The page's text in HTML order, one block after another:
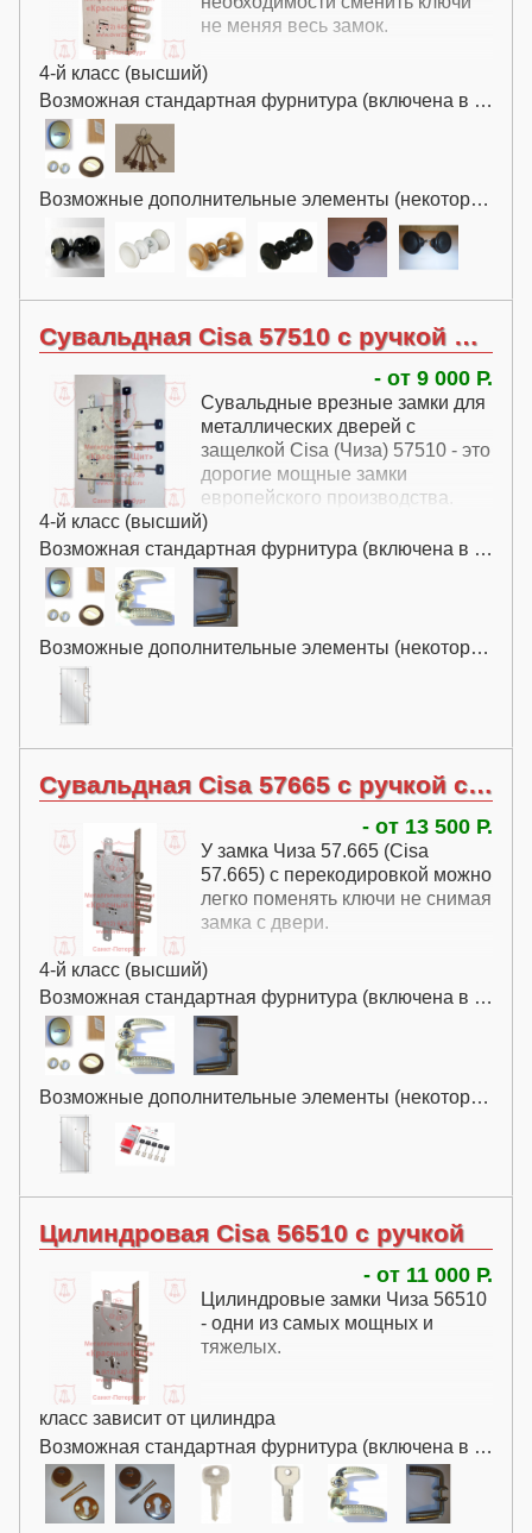
не меняя весь замок.
4-й класс (высший)
Возможная стандартная фурнитура (включена в цену):
Возможные дополнительные элементы (некоторые за дополнительную плату):
Сувальдная Cisa 57510 с ручкой без перекодировки
- от 9 000 Р.
Сувальдные врезные замки для
металлических дверей с
защелкой Cisa (Чиза) 57510 - это
дорогие мощные замки
европейского производства.
4-й класс (высший)
Возможная стандартная фурнитура (включена в цену):
Возможные дополнительные элементы (некоторые за дополнительную плату):
Сувальдная Cisa 57665 с ручкой с перекодировкой
- от 13 500 Р.
У замка Чиза 57.665 (Cisa
57.665) с перекодировкой можно
легко поменять ключи не снимая
замка с двери.
4-й класс (высший)
Возможная стандартная фурнитура (включена в цену):
Возможные дополнительные элементы (некоторые за дополнительную плату):
Цилиндровая Cisa 56510 с ручкой
- от 11 000 Р.
Цилиндровые замки Чиза 56510
- одни из самых мощных и
тяжелых.
класс зависит от цилиндра
Возможная стандартная фурнитура (включена в цену):